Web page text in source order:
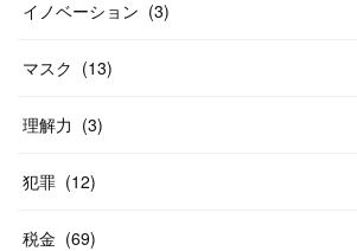
イノベーション (3)
マスク (13)
理解力 (3)
犯罪 (12)
税金 (69)